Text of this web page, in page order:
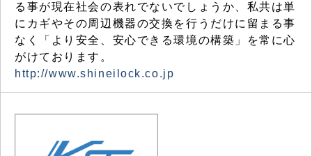
る事が現在社会の表れでないでしょうか、私共は単
にカギやその周辺機器の交換を行うだけに留まる事
なく「より安全、安心できる環境の構築」を常に心
がけております。
http://www.shineilock.co.jp